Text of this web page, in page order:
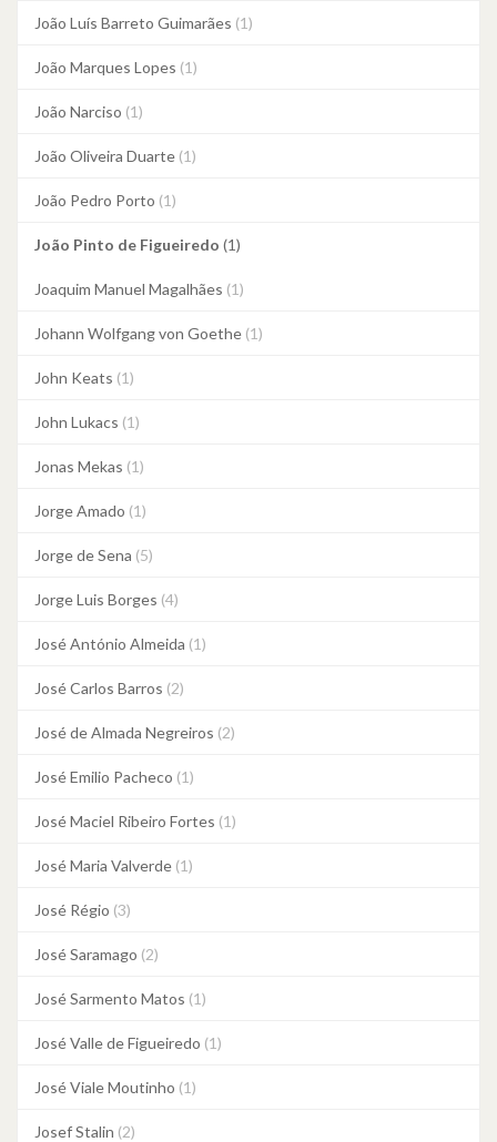
João Luís Barreto Guimarães (1)
João Marques Lopes (1)
João Narciso (1)
João Oliveira Duarte (1)
João Pedro Porto (1)
João Pinto de Figueiredo (1)
Joaquim Manuel Magalhães (1)
Johann Wolfgang von Goethe (1)
John Keats (1)
John Lukacs (1)
Jonas Mekas (1)
Jorge Amado (1)
Jorge de Sena (5)
Jorge Luis Borges (4)
José António Almeida (1)
José Carlos Barros (2)
José de Almada Negreiros (2)
José Emilio Pacheco (1)
José Maciel Ribeiro Fortes (1)
José Maria Valverde (1)
José Régio (3)
José Saramago (2)
José Sarmento Matos (1)
José Valle de Figueiredo (1)
José Viale Moutinho (1)
Josef Stalin (2)